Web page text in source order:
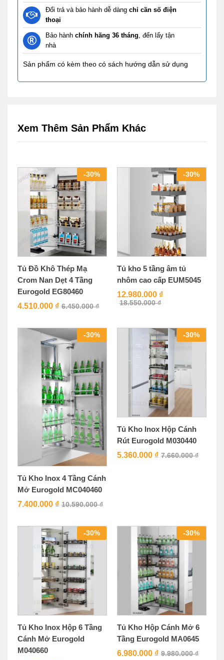
Đổi trả và bảo hành dễ dàng chỉ cần số điện
thoại
Bảo hành chính hãng 36 tháng, đến lấy tận
nhà
Sản phẩm có kèm theo có sách hướng dẫn sử dụng
Xem Thêm Sản Phẩm Khác
-30%
Tủ Đồ Khô Thép Mạ
Crom Nan Dẹt 4 Tầng
Eurogold EG80460
4.510.000 ₫ 6.450.000₫
-30%
Tủ kho 5 tầng âm tủ
nhôm cao cấp EUM5045
12.980.000 ₫
18.550.000₫
-30%
Tủ Kho Inox 4 Tầng Cánh
Mở Eurogold MC040460
7.400.000 ₫ 10.590.000₫
-30%
Tủ Kho Inox Hộp Cánh
Rút Eurogold M030440
5.360.000 ₫ 7.660.000₫
-30%
Tủ Kho Inox Hộp 6 Tầng
Cánh Mở Eurogold
M040660
-30%
Tủ Kho Hộp Cánh Mở 6
Tầng Eurogold MA0645
6.980.000 ₫ 9.980.000₫